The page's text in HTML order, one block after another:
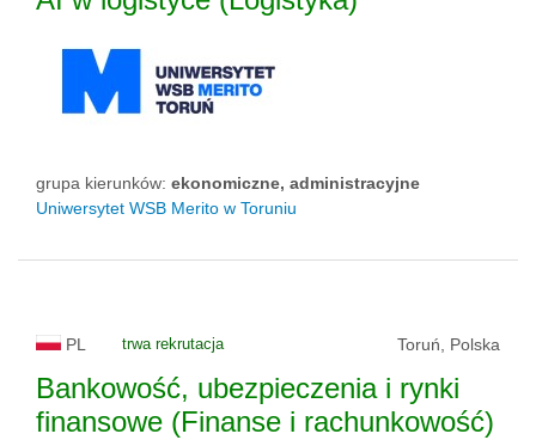
grupa kierunków: ekonomiczne, administracyjne
Uniwersytet WSB Merito w Toruniu
PL trwa rekrutacja Toruń, Polska
Bankowość, ubezpieczenia i rynki
finansowe (Finanse i rachunkowość)